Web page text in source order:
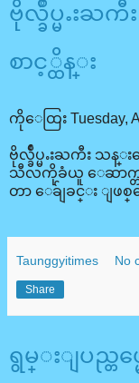
ဗိုလ္ခ်ဳပ္မႉး
စာင့္ထိန္း
ကိုေထြး Tuesday,
ဗိုလ္ခ်ဳပ္မႉးႀကီး သန္
သီလကိုခံယူ ေဆာက္
တာ ေခ်ျခင္း ျ
Taunggyitimes No
Share
ရွမ္းျပည္တပ္